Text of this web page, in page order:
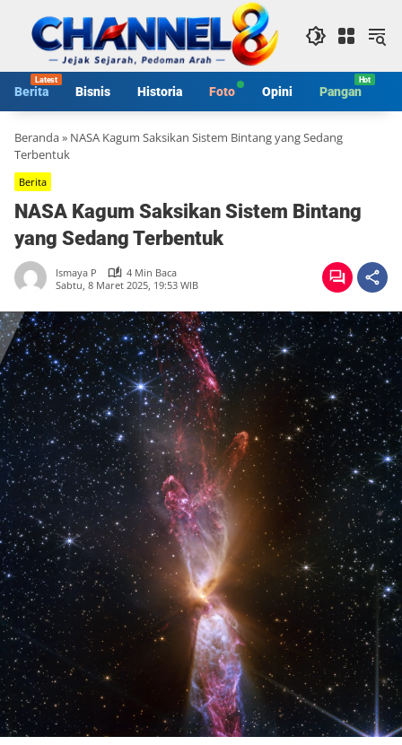
konten
Berita Bisnis Historia Foto Opini Pangan
Beranda» NASA Kagum Saksikan Sistem Bintang yang Sedang
Terbentuk
Berita
NASA Kagum Saksikan Sistem Bintang
yang Sedang Terbentuk
Ismaya P
4 Min Baca
Sabtu, 8 Maret 2025, 19:53 WIB